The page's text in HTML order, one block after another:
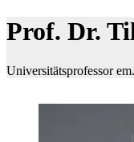
Prof. Dr.
Universitätsprofessor em.